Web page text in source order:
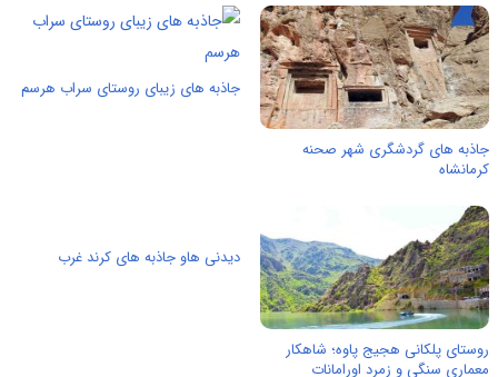
جاذبه های گردشگری شهر صحنه
کرمانشاه
جاذبه های زیبای روستای سراب هرسم
روستای پلکانی هجیج پاوه؛ شاهکار
معماری سنگی و زمرد اورامانات
دیدنی هاو جاذبه های کرند غرب